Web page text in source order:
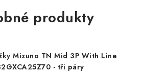
produkty
Mizuno TN Mid 3P With Line
- tři páry